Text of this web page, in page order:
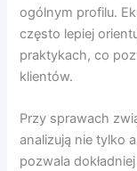
ogólnym profilu.
często lepiej
praktykach, co
klientów.
Przy sprawach
analizują nie tylko
pozwala